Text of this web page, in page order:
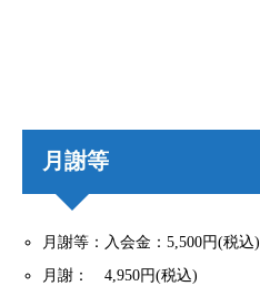
月謝等
月謝等：入会金：5,500円(税込)
月謝： 4,950円(税込)